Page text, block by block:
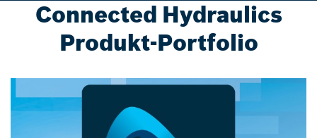
Connected Hydraulics
Produkt-Portfolio